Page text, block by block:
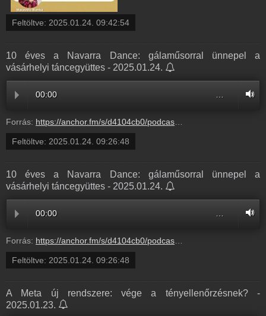
Feltöltve: 2025.01.24. 09:42:54
10 éves a Navarra Dance: gálaműsorral ünnepel a
vásárhelyi táncegyüttes - 2025.01.24.
00:00
Forrás: https://anchor.fm/s/d4104cb0/podcast/play/97496613/https%3A%2F%2Fd3ctxlq1ktw2nl.cloudfront.net%2Fstaging%2F2025-0-24%2F393629287-44100-2-7ed8a242ae028.m4a
Feltöltve: 2025.01.24. 09:26:48
10 éves a Navarra Dance: gálaműsorral ünnepel a
vásárhelyi táncegyüttes - 2025.01.24.
00:00
Forrás: https://anchor.fm/s/d4104cb0/podcast/play/97496613/https%3A%2F%2Fd3ctxlq1ktw2nl.cloudfront.net%2Fstaging%2F2025-0-24%2F393629287-44100-2-7ed8a242ae028.m4a
Feltöltve: 2025.01.24. 09:26:48
A Meta új rendszere: vége a tényellenőrzésnek? -
2025.01.23.